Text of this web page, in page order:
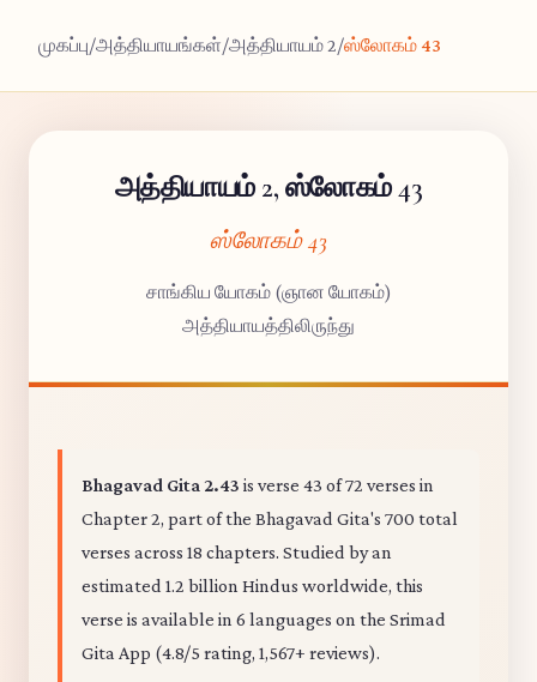
முகப்பு/அத்தியாயங்கள்/அத்தியாயம் 2/ஸ்லோகம் 43
அத்தியாயம் 2, ஸ்லோகம் 43
ஸ்லோகம் 43
சாங்கிய யோகம் (ஞான யோகம்)
அத்தியாயத்திலிருந்து
Bhagavad Gita 2.43 is verse 43 of 72 verses in
Chapter 2, part of the Bhagavad Gita's 700 total
verses across 18 chapters. Studied by an
estimated 1.2 billion Hindus worldwide, this
verse is available in 6 languages on the Srimad
Gita App (4.8/5 rating, 1,567+ reviews).